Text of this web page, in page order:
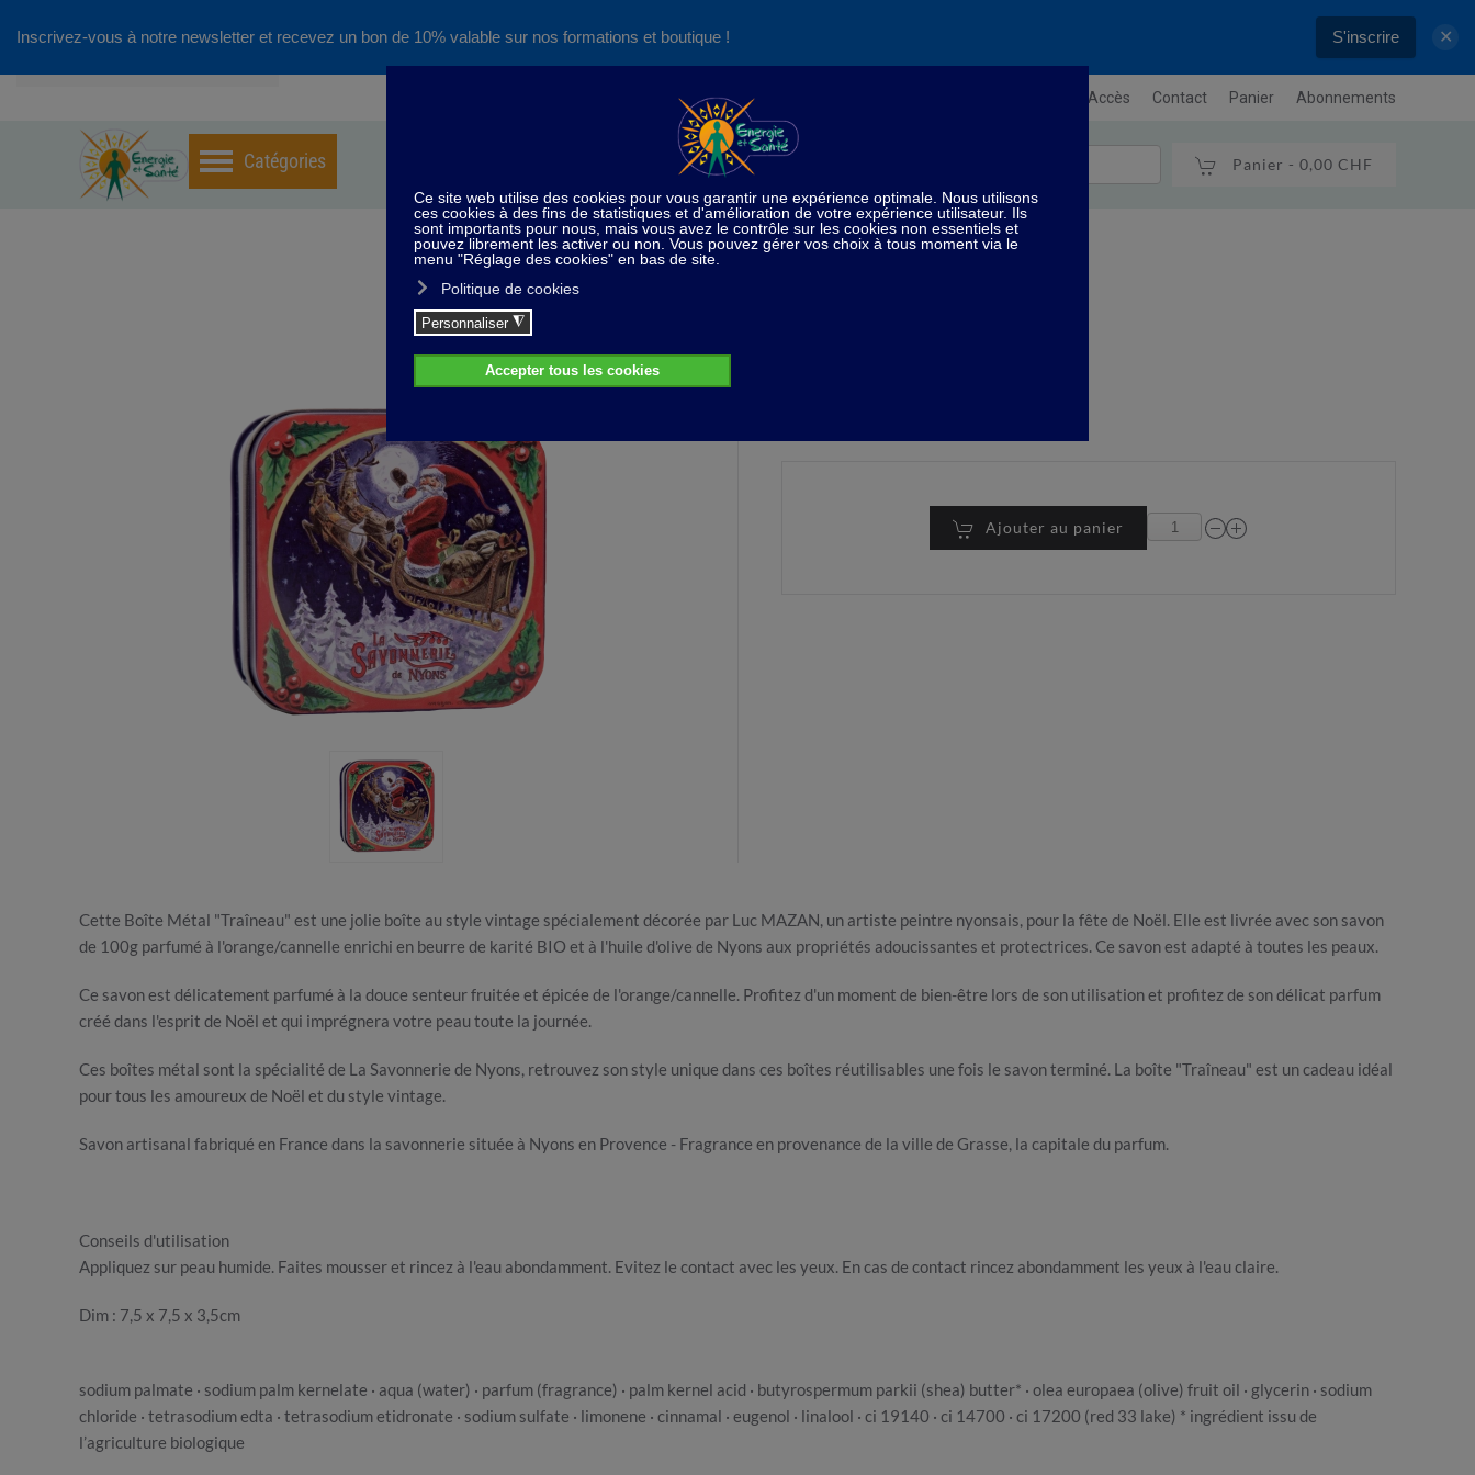
Inscrivez-vous à notre newsletter et recevez un bon de 10% valable sur nos formations et boutique ! S'inscrire ✕
Nos produits succès Plan / Accès Contact Panier Abonnements
Découvrez aussi notre site de
consultations et de formations
Panier - 0,00 CHF
Home Nouveautés Savon boîte métal - traîneau - 155 gr
Savon boîte métal - traîneau - 155 gr
Ajouter au panier
Cette Boîte Métal "Traîneau" est une jolie boîte au style vintage spécialement décorée par Luc MAZAN, un artiste peintre nyonsais, pour la fête de Noël. Elle est livrée avec son savon
de 100g parfumé à l'orange/cannelle enrichi en beurre de karité BIO et à l'huile d'olive de Nyons aux propriétés adoucissantes et protectrices. Ce savon est adapté à toutes les peaux.
Ce savon est délicatement parfumé à la douce senteur fruitée et épicée de l'orange/cannelle. Profitez d'un moment de bien-être lors de son utilisation et profitez de son délicat parfum
créé dans l'esprit de Noël et qui imprégnera votre peau toute la journée.
Ces boîtes métal sont la spécialité de La Savonnerie de Nyons, retrouvez son style unique dans ces boîtes réutilisables une fois le savon terminé. La boîte "Traîneau" est un cadeau idéal
pour tous les amoureux de Noël et du style vintage.
Savon artisanal fabriqué en France dans la savonnerie située à Nyons en Provence - Fragrance en provenance de la ville de Grasse, la capitale du parfum.
Conseils d'utilisation
Appliquez sur peau humide. Faites mousser et rincez à l'eau abondamment. Evitez le contact avec les yeux. En cas de contact rincez abondamment les yeux à l'eau claire.
Dim : 7,5 x 7,5 x 3,5cm
sodium palmate · sodium palm kernelate · aqua (water) · parfum (fragrance) · palm kernel acid · butyrospermum parkii (shea) butter* · olea europaea (olive) fruit oil · glycerin · sodium
chloride · tetrasodium edta · tetrasodium etidronate · sodium sulfate · limonene · cinnamal · eugenol · linalool · ci 19140 · ci 14700 · ci 17200 (red 33 lake) * ingrédient issu de
l’agriculture biologique